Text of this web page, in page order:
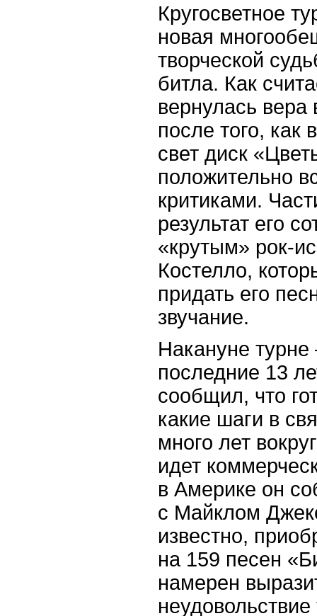
Кругосветное
новая
творческой
битла. Как
вернулась
после того,
свет диск
положительно
критиками.
результат его
«крутым» рок-
Костелло,
придать его
звучание.
Накануне
последние 13
сообщил, что
какие шаги в
много лет
идет
в Америке он
с Майклом
известно,
на 159 песен
намерен